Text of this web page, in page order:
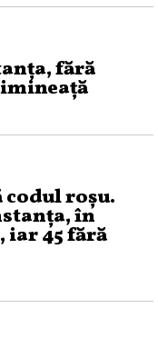
fără
roșu.
în
iar 45 fără